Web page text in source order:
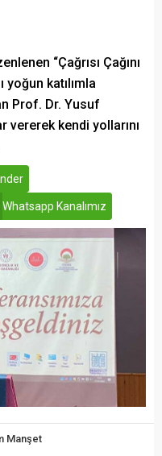
“Çağrısı Çağını
katılımla
Prof. Dr. Yusuf
kendi yollarını
Whatsapp Kanalımız
Manşet